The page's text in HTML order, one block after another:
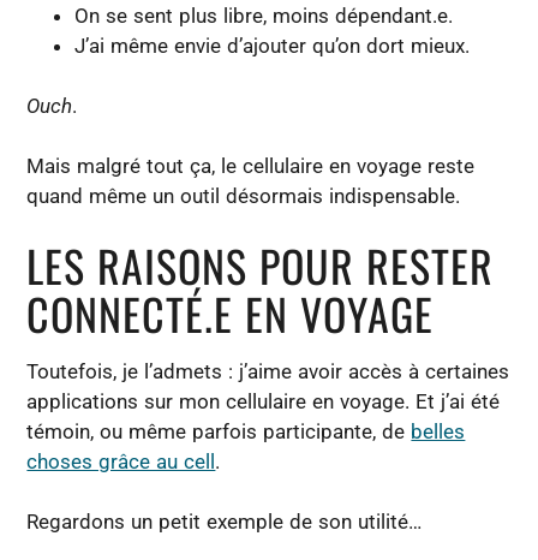
On se sent plus libre, moins dépendant.e.
J’ai même envie d’ajouter qu’on dort mieux.
Ouch.
Mais malgré tout ça, le cellulaire en voyage reste
quand même un outil désormais indispensable.
LES RAISONS POUR RESTER
CONNECTÉ.E EN VOYAGE
Toutefois, je l’admets : j’aime avoir accès à certaines
applications sur mon cellulaire en voyage. Et j’ai été
témoin, ou même parfois participante, de belles
choses grâce au cell .
Regardons un petit exemple de son utilité…